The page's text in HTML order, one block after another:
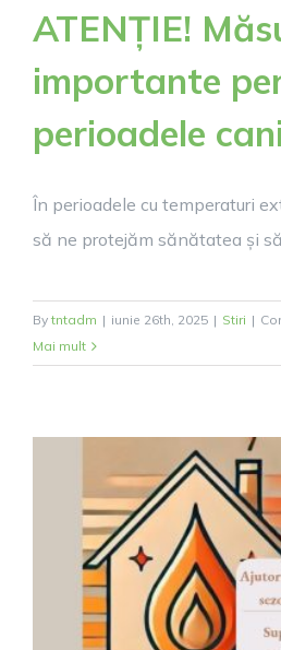
ATENȚIE!
importante
perioadele
În perioadele cu temperaturi
să ne protejăm sănătatea și
By tntadm | iunie 26th, 2025 | Stiri |
Mai mult